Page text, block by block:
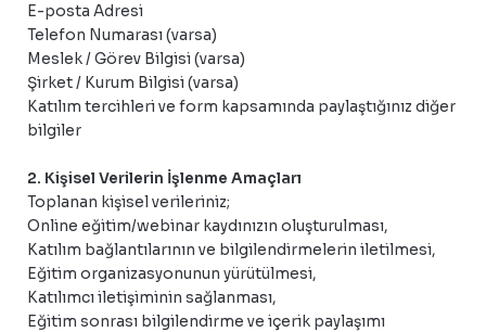
E-posta Adresi
Telefon Numarası (varsa)
Meslek / Görev Bilgisi (varsa)
Şirket / Kurum Bilgisi (varsa)
Katılım tercihleri ve form kapsamında paylaştığınız diğer
bilgiler
2. Kişisel Verilerin İşlenme Amaçları
Toplanan kişisel verileriniz;
Online eğitim/webinar kaydınızın oluşturulması,
Katılım bağlantılarının ve bilgilendirmelerin iletilmesi,
Eğitim organizasyonunun yürütülmesi,
Katılımcı iletişiminin sağlanması,
Eğitim sonrası bilgilendirme ve içerik paylaşımı